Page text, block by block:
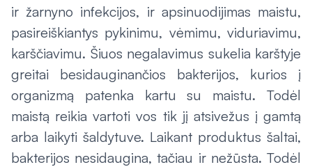
ir žarnyno infekcijos, ir apsinuodijimas maistu,
pasireiškiantys pykinimu, vėmimu, viduriavimu,
karščiavimu. Šiuos negalavimus sukelia karštyje
greitai besidauginančios bakterijos, kurios į
organizmą patenka kartu su maistu. Todėl
maistą reikia vartoti vos tik jį atsivežus į gamtą
arba laikyti šaldytuve. Laikant produktus šaltai,
bakterijos nesidaugina, tačiau ir nežūsta. Todėl